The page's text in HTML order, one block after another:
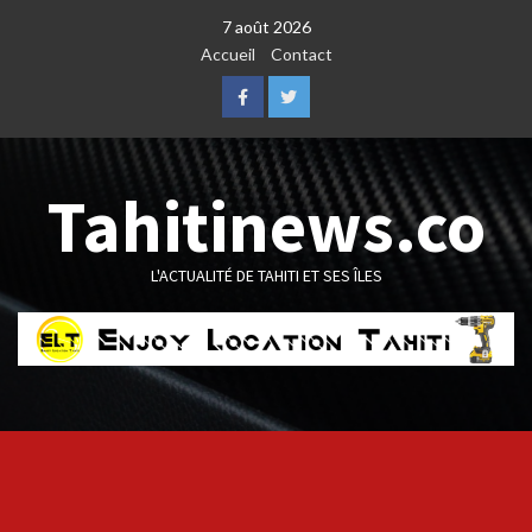
7 août 2026
Accueil
Contact
FacebookTwitter
Tahitinews.co
L'ACTUALITÉ DE TAHITI ET SES ÎLES